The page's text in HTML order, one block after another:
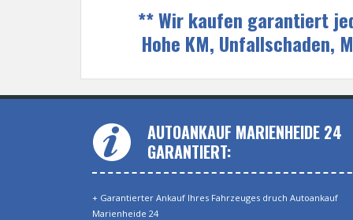
** Wir kaufen garantiert
Hohe KM, Unfallschaden,
AUTOANKAUF MARIENHEIDE 24
GARANTIERT:
+ Garantierter Ankauf Ihres Fahrzeuges druch Autoankauf
Marienheide 24